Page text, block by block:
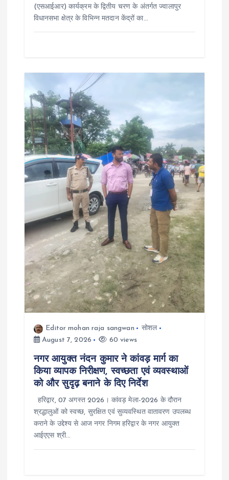
(एसआईआर) कार्यक्रम के द्वितीय चरण के अंतर्गत ज्वालापुर
विधानसभा क्षेत्र के विभिन्न मतदान केंद्रों का…
Editor mohan raja sangwan
सोशल
August 7, 2026
60 views
नगर आयुक्त नंदन कुमार ने कांवड़ मार्ग का
किया व्यापक निरीक्षण, स्वच्छता एवं व्यवस्थाओं
को और सुदृढ़ बनाने के दिए निर्देश
हरिद्वार, 07 अगस्त 2026। कांवड़ मेला-2026 के दौरान
श्रद्धालुओं को स्वच्छ, सुरक्षित एवं सुव्यवस्थित वातावरण उपलब्ध
कराने के उद्देश्य से आज नगर निगम हरिद्वार के नगर आयुक्त
आईएएस श्री…